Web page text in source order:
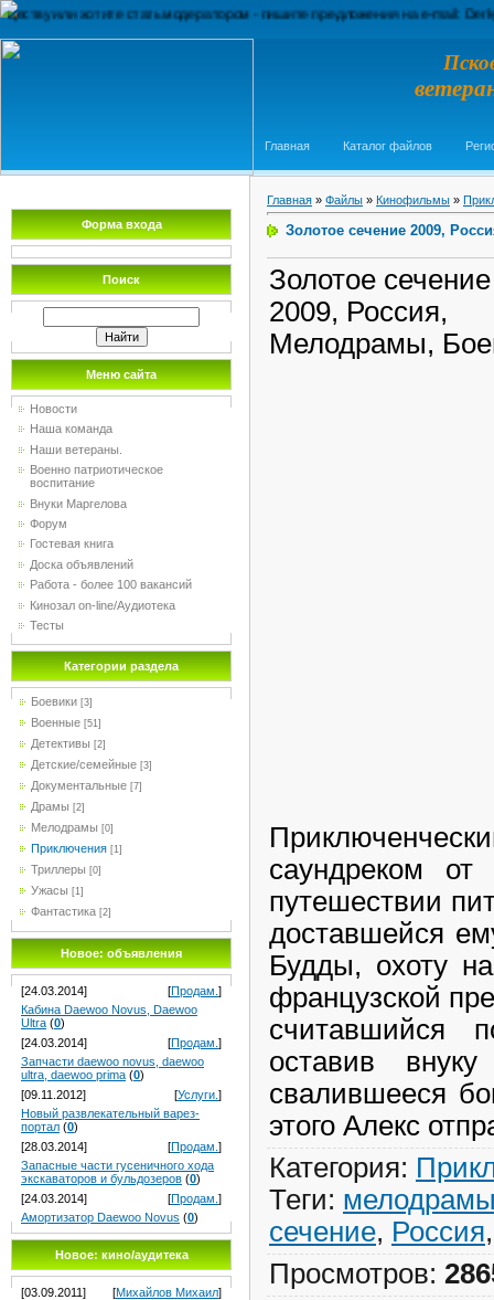
хотите стать модератором - пишите предложения на e-mail:
Главная Каталог файлов
Форма входа
Поиск
Меню сайта
Новости
Наша команда
Наши ветераны.
Военно патриотическое
воспитание
Внуки Маргелова
Форум
Гостевая книга
Доска объявлений
Работа - более 100 вакансий
Кинозал on-line/Аудиотека
Тесты
Категории раздела
Боевики [3]
Военные [51]
Детективы [2]
Детские/семейные [3]
Документальные [7]
Драмы [2]
Мелодрамы [0]
Приключения [1]
Триллеры [0]
Ужасы [1]
Фантастика [2]
Новое: объявления
[24.03.2014] [Продам. ]
Кабина Daewoo Novus, Daewoo
Ultra (0)
[24.03.2014]
[Продам. ]
Запчасти daewoo novus, daewoo
ultra, daewoo prima (0)
[09.11.2012]
[Услуги. ]
Новый pазвлекательный варез-
портал (0)
[28.03.2014]
[Продам. ]
Запасные части гусеничного хода
экскаваторов и бульдозеров (0)
[24.03.2014]
[Продам. ]
Амортизатор Daewoo Novus (0)
Новое: кино/аудитека
[03.09.2011] [Михайлов Михаил]
Главная » Файлы » Кинофильмы »
Золотое сечение 2009,
Золотое сечение
2009, Россия,
Мелодрамы,
саундреком
путешествии
доставшейся
Будды, охоту
французской
считавшийся
оставив внуку
свалившееся
этого Алекс
Категория:
Теги:
сечение, Россия
Просмотров: